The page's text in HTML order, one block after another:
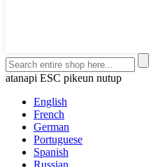
atanapi ESC pikeun nutup
English
French
German
Portuguese
Spanish
Russian